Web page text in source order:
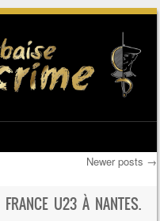
Newer posts →
U23 À NANTES.